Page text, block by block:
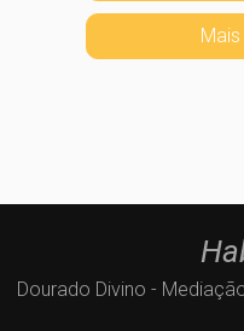
Dourado Divino -